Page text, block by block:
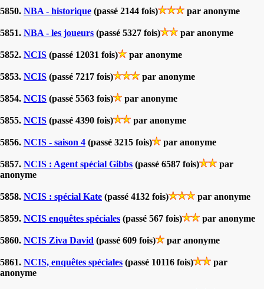
5850. NBA - historique (passé 2144 fois) par anonyme
5851. NBA - les joueurs (passé 5327 fois) par anonyme
5852. NCIS (passé 12031 fois) par anonyme
5853. NCIS (passé 7217 fois) par anonyme
5854. NCIS (passé 5563 fois) par anonyme
5855. NCIS (passé 4390 fois) par anonyme
5856. NCIS - saison 4 (passé 3215 fois) par anonyme
5857. NCIS : Agent spécial Gibbs (passé 6587 fois)
par
anonyme
5858. NCIS : spécial Kate (passé 4132 fois) par anonyme
5859. NCIS enquêtes spéciales (passé 567 fois) par anonyme
5860. NCIS Ziva David (passé 609 fois) par anonyme
5861. NCIS, enquêtes spéciales (passé 10116 fois)
par
anonyme